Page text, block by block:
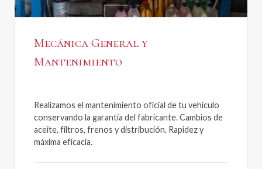
Mecánica General y
Mantenimiento
Realizamos el mantenimiento oficial de tu vehículo
conservando la garantía del fabricante. Cambios de
aceite, filtros, frenos y distribución. Rapidez y
máxima eficacia.